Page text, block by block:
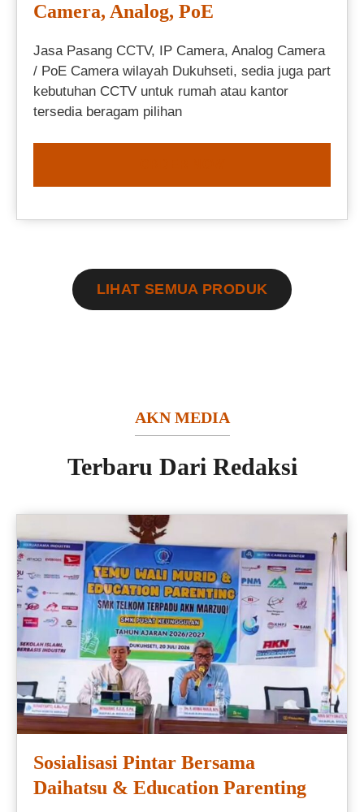
Camera, Analog, PoE
Jasa Pasang CCTV, IP Camera, Analog Camera
/ PoE Camera wilayah Dukuhseti, sedia juga part
kebutuhan CCTV untuk rumah atau kantor
tersedia beragam pilihan
LIHAT SEMUA PRODUK
AKN MEDIA
Terbaru Dari Redaksi
Sosialisasi Pintar Bersama
Daihatsu & Education Parenting